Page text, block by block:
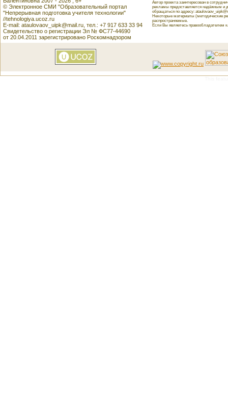
© Электронное СМИ "Образовательный портал
"Непрерывная подготовка учителя технологии"
//tehnologiya.ucoz.ru
E-mail: ataulovaov_uipk@mail.ru, тел.: +7 917 633 33 94
Свидетельство о регистрации Эл № ФС77-44690
от 20.04.2011 зарегистрировано Роскомнадзором
Автор проекта заинтересован в
рекламы предоставляется надёжным и
обращаться по адресу:
Некоторые материалы (методические
распространяемые.
Если Вы являетесь правообладателем